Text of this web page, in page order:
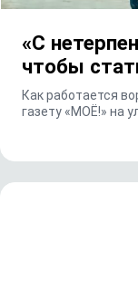
«С
чтобы
Как работается
газету «МОЁ!» на